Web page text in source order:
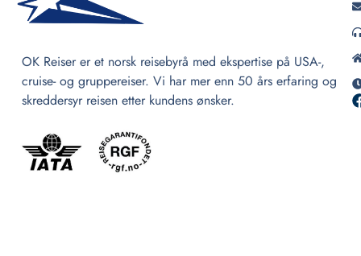
OK Reiser er et norsk reisebyrå med ekspertise på USA-,
cruise- og gruppereiser. Vi har mer enn 50 års erfaring og
skreddersyr reisen etter kundens ønsker.